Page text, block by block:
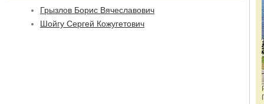
Грызлов Борис Вячеславович
Шойгу Сергей Кожугетович